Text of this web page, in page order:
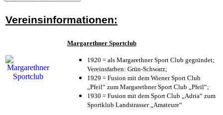
Vereinsinformationen:
Margarethner Sportclub
1920 = als Margarethner Sport Club gegründet;
Vereinsfarben: Grün-Schwarz;
1929 = Fusion mit dem Wiener Sport Club
„Pfeil“ zum Margarethner Sport Club „Pfeil“;
1930 = Fusion mit dem Sport Club „Adria“ zum
Sportklub Landstrasser „Amateure“